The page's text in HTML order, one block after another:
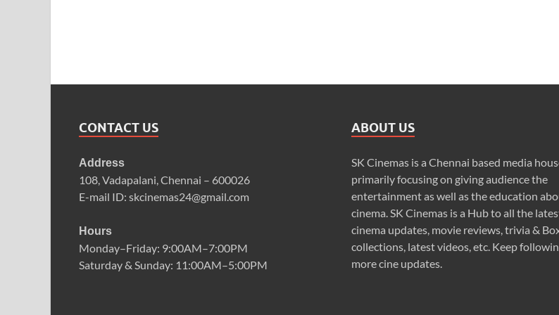
CONTACT US
Address
108, Vadapalani, Chennai – 600026
E-mail ID: skcinemas24@gmail.com
Hours
Monday–Friday: 9:00AM–7:00PM
Saturday & Sunday: 11:00AM–5:00PM
ABOUT US
SK Cinemas is a Chennai based media
primarily focusing on giving audience the
entertainment as well as the education
cinema. SK Cinemas is a Hub to all the
cinema updates, movie reviews, trivia &
collections, latest videos, etc. Keep
more cine updates.